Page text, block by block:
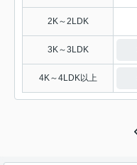
2K～2LDK
3K～3LDK
4K～4LDK以上